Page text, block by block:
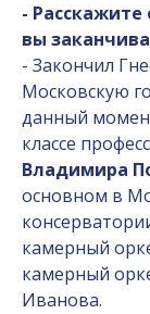
-
вы
- Закончил
Московскую
данный
классе
Владимира
основном в
камерный
камерный
Иванова.